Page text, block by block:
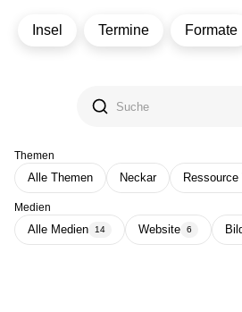
Insel Termine Formate
Themen
Alle Themen Neckar
Medien
Alle Medien 14 Website 6